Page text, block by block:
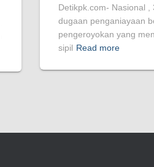
Detikpk.com- Nasional
dugaan penganiayaan
pengeroyokan yang
sipil Read more